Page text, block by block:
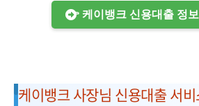
👉 케이뱅크 신용대출 정보
케이뱅크 사장님 신용대출 서